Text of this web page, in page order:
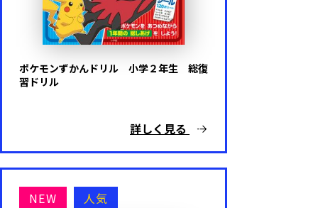
ポケモンずかんドリル 小学２年生 総復
習ドリル
詳しく見る
NEW 人気